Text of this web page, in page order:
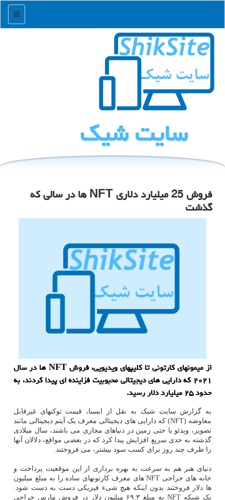
منو
سایت شیك
فروش 25 میلیارد دلاری NFT ها در سالی که
گذشت
از میمونهای کارتونی تا کلیپهای ویدیویی، فروش NFT ها در سال
۲۰۲۱ که دارایی های دیجیتالی محبوبیت فزاینده ای پیدا کردند، به
حدود ۲۵ میلیارد دلار رسید.
به گزارش سایت شیک به نقل از ایسنا، قیمت توکنهای غیرقابل
معاوضه (NFT) که دارایی های دیجیتالی معرف یک آیتم دیجیتالی مانند
تصویر، ویدئو یا حتی زمین در دنیاهای مجازی می باشند، سال میلادی
گذشته به حدی سریع افزایش پیدا کرد که در بعضی مواقع، دلالان آنها
را ظرف چند روز برای کسب سود بیشتر، می فروختند.
دنیای هنر هم به سرعت به بهره برداری از این موقعیت پرداخت و
خانه های حراجی NFT های معرف کارتونهای ساده را به مبلغ میلیون
ها دلار فروختند بدون اینکه هیچ شیء فیزیکی دست به دست شود.
یک شبکه NFT به مبلغ ۶۹.۳ میلیون دلار در فروش مارس حراجی